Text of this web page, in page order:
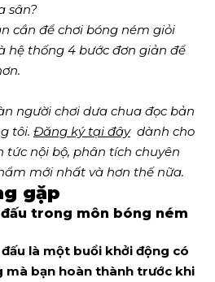
sân?
cần để chơi bóng ném giỏi
hệ thống 4 bước đơn giản để
.
người chơi dưa chua đọc bản
tôi. Đăng ký tại đây
  dành cho
tức nội bộ, phân tích chuyên
mới nhất và hơn thế nữa.
gặp
trong môn bóng ném
là một buổi khởi động có
mà bạn hoàn thành trước khi